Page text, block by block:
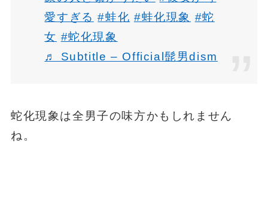
愛すぎる #蛙化 #蛙化現象 #蛇
女 #蛇化現象
♬ Subtitle – Official髭男dism
蛇化現象は全男子の味方かもしれません
ね。